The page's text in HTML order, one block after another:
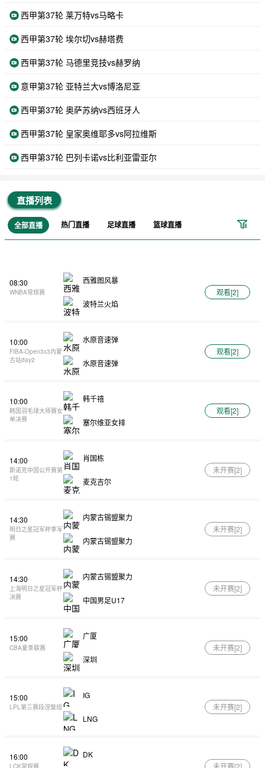
西甲第37轮 莱万特vs马略卡
西甲第37轮 埃尔切vs赫塔费
西甲第37轮 马德里竞技vs赫罗纳
意甲第37轮 亚特兰大vs博洛尼亚
西甲第37轮 奥萨苏纳vs西班牙人
西甲第37轮 皇家奥维耶多vs阿拉维斯
西甲第37轮 巴列卡诺vs比利亚雷亚尔
直播列表
全部直播 热门直播 足球直播 篮球直播
08:30
WNBA常规赛
西雅图风暴
波特兰火焰
观看[2]
10:00
FIBA-Open3x3内蒙
古站day2
水原音速弹
水原音速弹
观看[2]
10:00
韩国羽毛球大师赛女
单决赛
韩千禧
塞尔维亚女排
观看[2]
14:00
斯诺克中国公开赛第
1轮
肖国栋
麦克吉尔
未开赛[2]
14:30
明日之星冠军杯季军
赛
内蒙古锡盟聚力
内蒙古锡盟聚力
未开赛[2]
14:30
上海明日之星冠军杯
决赛
内蒙古锡盟聚力
中国男足U17
未开赛[2]
15:00
CBA夏季联赛
广厦
深圳
未开赛[2]
15:00
LPL第三赛段涅槃组
IG
LNG
未开赛[2]
16:00
LCK常规赛
DK
未开赛[2]